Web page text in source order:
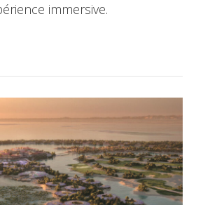
immersive.